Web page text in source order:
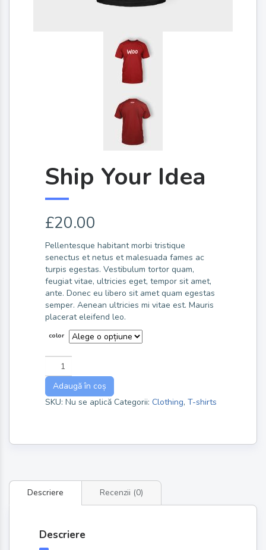
Ship Your Idea
£20.00
Pellentesque habitant morbi tristique
senectus et netus et malesuada fames ac
turpis egestas. Vestibulum tortor quam,
feugiat vitae, ultricies eget, tempor sit amet,
ante. Donec eu libero sit amet quam egestas
semper. Aenean ultricies mi vitae est. Mauris
placerat eleifend leo.
color
Adaugă în coș
SKU: Nu se aplică Categorii: Clothing, T-shirts
Descriere Recenzii (0)
Descriere